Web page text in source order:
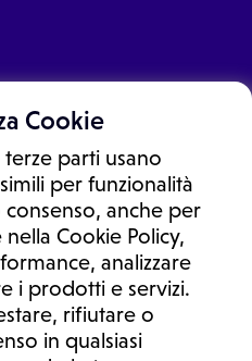
Cookie
parti usano
per funzionalità
anche per
Cookie Policy,
analizzare
i prodotti e servizi.
rifiutare o
in qualsiasi
sito non sono un consulto medico.
sostituiscono un consulto, una
Non si devono considerare
per la formulazione di
un trattamento o l'assunzione o
prima consultare un medico di
o uno specialista.